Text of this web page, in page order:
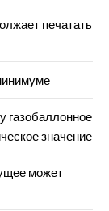
печатать
газобаллонное
значение
может